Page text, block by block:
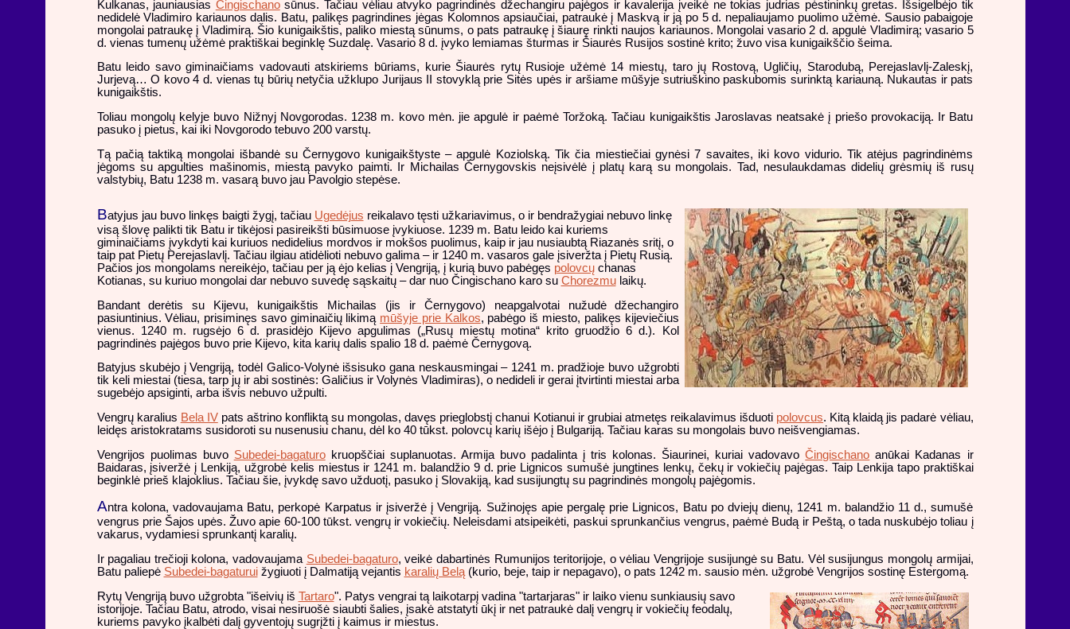
Kulkanas, jauniausias Čingischanosūnus. Tačiau vėliau atvyko pagrindinės džechangiru pajėgos ir kavalerija įveikė ne tokias judrias pėstininkų gretas. Išsigelbėjo tik
nedidelė Vladimiro kariaunos dalis. Batu, palikęs pagrindines jėgas Kolomnos apsiaučiai, patraukė į Maskvą ir ją po 5 d. nepaliaujamo puolimo užėmė. Sausio pabaigoje
mongolai patraukę į Vladimirą. Šio kunigaikštis, paliko miestą sūnums, o pats patraukę į šiaurę rinkti naujos kariaunos. Mongolai vasario 2 d. apgulė Vladimirą; vasario 5
d. vienas tumenų užėmė praktiškai beginklę Suzdalę. Vasario 8 d. įvyko lemiamas šturmas ir Šiaurės Rusijos sostinė krito; žuvo visa kunigaikščio šeima.
Batu leido savo giminaičiams vadovauti atskiriems būriams, kurie Šiaurės rytų Rusioje užėmė 14 miestų, taro jų Rostovą, Ugličių, Starodubą, Perejaslavlį-Zaleskį,
Jurjevą… O kovo 4 d. vienas tų būrių netyčia užklupo Jurijaus II stovyklą prie Sitės upės ir aršiame mūšyje sutriuškino paskubomis surinktą kariauną. Nukautas ir pats
kunigaikštis.
Toliau mongolų kelyje buvo Nižnyj Novgorodas. 1238 m. kovo mėn. jie apgulė ir paėmė Toržoką. Tačiau kunigaikštis Jaroslavas neatsakė į priešo provokaciją. Ir Batu
pasuko į pietus, kai iki Novgorodo tebuvo 200 varstų.
Tą pačią taktiką mongolai išbandė su Černygovo kunigaikštyste – apgulė Koziolską. Tik čia miestiečiai gynėsi 7 savaites, iki kovo vidurio. Tik atėjus pagrindinėms
jėgoms su apgulties mašinomis, miestą pavyko paimti. Ir Michailas Černygovskis neįsivėlė į platų karą su mongolais. Tad, nesulaukdamas didelių grėsmių iš rusų
valstybių, Batu 1238 m. vasarą buvo jau Pavolgio stepėse.
Batyjus jau buvo linkęs baigti žygį, tačiau Ugedėjus reikalavo tęsti užkariavimus, o ir bendražygiai nebuvo linkę
visą šlovę palikti tik Batu ir tikėjosi pasireikšti būsimuose įvykiuose. 1239 m. Batu leido kai kuriems
giminaičiams įvykdyti kai kuriuos nedidelius mordvos ir mokšos puolimus, kaip ir jau nusiaubtą Riazanės sritį, o
taip pat Pietų Perejaslavlį. Tačiau ilgiau atidėlioti nebuvo galima – ir 1240 m. vasaros gale įsiveržta į Pietų Rusią.
Pačios jos mongolams nereikėjo, tačiau per ją ėjo kelias į Vengriją, į kurią buvo pabėgęs polovcųchanas
Kotianas, su kuriuo mongolai dar nebuvo suvedę sąskaitų – dar nuo Čingischano karo su Chorezmulaikų.
Bandant derėtis su Kijevu, kunigaikštis Michailas (jis ir Černygovo) neapgalvotai nužudė džechangiro
pasiuntinius. Vėliau, prisiminęs savo giminaičių likimą mūšyje prie Kalkos, pabėgo iš miesto, palikęs kijeviečius
vienus. 1240 m. rugsėjo 6 d. prasidėjo Kijevo apgulimas („Rusų miestų motina“ krito gruodžio 6 d.). Kol
pagrindinės pajėgos buvo prie Kijevo, kita karių dalis spalio 18 d. paėmė Černygovą.
Batyjus skubėjo į Vengriją, todėl Galico-Volynė išsisuko gana neskausmingai – 1241 m. pradžioje buvo užgrobti
tik keli miestai (tiesa, tarp jų ir abi sostinės: Galičius ir Volynės Vladimiras), o nedideli ir gerai įtvirtinti miestai arba
sugebėjo apsiginti, arba išvis nebuvo užpulti.
Vengrų karalius Bela IVpats aštrino konfliktą su mongolas, davęs prieglobstį chanui Kotianui ir grubiai atmetęs reikalavimus išduoti polovcus. Kitą klaidą jis padarė vėliau,
leidęs aristokratams susidoroti su nusenusiu chanu, dėl ko 40 tūkst. polovcų karių išėjo į Bulgariją. Tačiau karas su mongolais buvo neišvengiamas.
Vengrijos puolimas buvo Subedei-bagaturokruopščiai suplanuotas. Armija buvo padalinta į tris kolonas. Šiaurinei, kuriai vadovavoČingischano anūkai Kadanas ir
Baidaras, įsiveržė į Lenkiją, užgrobė kelis miestus ir 1241 m. balandžio 9 d. prie Lignicos sumušė jungtines lenkų, čekų ir vokiečių pajėgas. Taip Lenkija tapo praktiškai
beginklė prieš klajoklius. Tačiau šie, įvykdę savo užduotį, pasuko į Slovakiją, kad susijungtų su pagrindinės mongolų pajėgomis.
Antra kolona, vadovaujama Batu, perkopė Karpatus ir įsiveržė į Vengriją. Sužinojęs apie pergalę prie Lignicos, Batu po dviejų dienų, 1241 m. balandžio 11 d., sumušė
vengrus prie Šajos upės. Žuvo apie 60-100 tūkst. vengrų ir vokiečių. Neleisdami atsipeikėti, paskui sprunkančius vengrus, paėmė Budą ir Peštą, o tada nuskubėjo toliau į
vakarus, vydamiesi sprunkantį karalių.
Ir pagaliau trečioji kolona, vadovaujama Subedei-bagaturo, veikė dabartinės Rumunijos teritorijoje, o vėliau Vengrijoje susijungė su Batu. Vėl susijungus mongolų armijai,
Batu paliepė Subedei-bagaturuižygiuoti į Dalmatiją vejantis karalių Belą(kurio, beje, taip ir nepagavo), o pats 1242 m. sausio mėn. užgrobė Vengrijos sostinę Estergomą.
Rytų Vengriją buvo užgrobta "išeivių iš Tartaro". Patys vengrai tą laikotarpį vadina "tartarjaras" ir laiko vienu sunkiausių savo
istorijoje. Tačiau Batu, atrodo, visai nesiruošė siaubti šalies, įsakė atstatyti ūkį ir net patraukė dalį vengrų ir vokiečių feodalų,
kuriems pavyko įkalbėti dalį gyventojų sugrįžti į kaimus ir miestus.